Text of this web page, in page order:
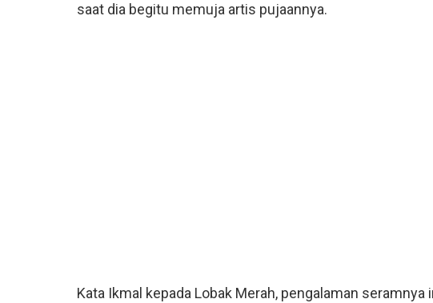
saat dia begitu memuja artis pujaannya.
Kata Ikmal kepada Lobak Merah, pengalaman